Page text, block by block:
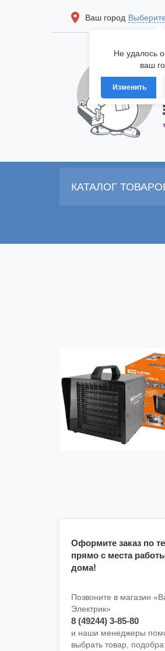
Не удалось
ваш
Изменить
Ваш город
КАТАЛОГ
Оформите заказ по
прямо с места
дома!
Позвоните в магазин
Электрик»
8 (49244) 3-85-80
и наши менеджеры
выбрать товар,